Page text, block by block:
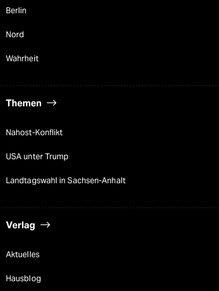
Berlin
Nord
Wahrheit
Themen
Nahost-Konflikt
USA unter Trump
Landtagswahl in Sachsen-Anhalt
Verlag
Aktuelles
Hausblog